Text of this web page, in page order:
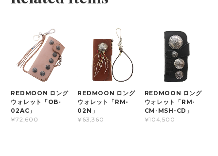
REDMOON ロング
ウォレット「OB-
02AC」
¥72,600
REDMOON ロング
ウォレット「RM-
02N」
¥63,360
REDMOON ロング
ウォレット「RM-
CM-MSH-CD」
¥104,500